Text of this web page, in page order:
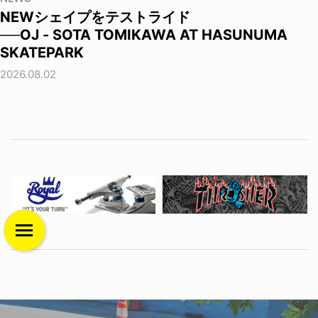
NEWシェイプをテストライド
──OJ - SOTA TOMIKAWA AT HASUNUMA
SKATEPARK
2026.08.02